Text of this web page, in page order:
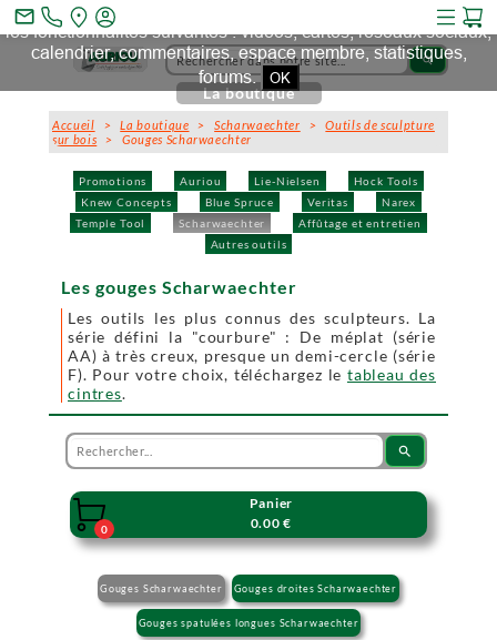
search
Promotions Auriou Lie-Nielsen
Hock Tools
Knew Concepts
Blue Spruce Veritas
Narex
Temple Tool
Scharwaechter
Affûtage et entretien
Autres outils
La boutique
Accueil >La boutique >Scharwaechter >Outils de sculpture
sur bois > Gouges Scharwaechter
Les gouges Scharwaechter
Les outils les plus connus des sculpteurs. La
série défini la "courbure" : De méplat (série
AA) à très creux, presque un demi-cercle (série
F). Pour votre choix, téléchargez le tableau des
cintres.
search

0
Panier
0.00 €
Gouges Scharwaechter Gouges droites Scharwaechter
Gouges spatulées longues Scharwaechter
mail_outline
Ce site et des sites tiers qu'il utilise collectent des cookies pour
les fonctionnalités suivantes : vidéos, cartes, réseaux sociaux,
calendrier, commentaires, espace membre, statistiques,
forums. OK